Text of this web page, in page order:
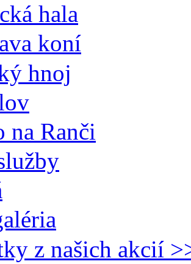
hala
koní
hnoj
na Ranči
z našich akcií